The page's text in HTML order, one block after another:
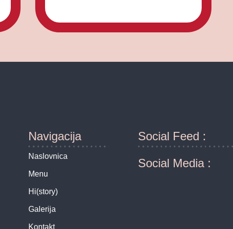
Navigacija
Naslovnica
Menu
Hi(story)
Galerija
Kontakt
Social Feed :
Social Media :